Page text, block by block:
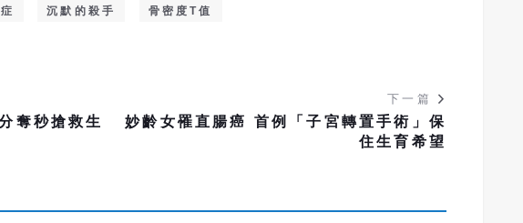
沉默的殺手 骨密度T值
奪秒搶救生
下一篇
妙齡女罹直腸癌 首例「子宮轉置手術」保
住生育希望